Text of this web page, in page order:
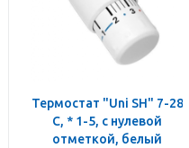
Термостат "Uni SH" 7-28
C, * 1-5, с нулевой
отметкой, белый